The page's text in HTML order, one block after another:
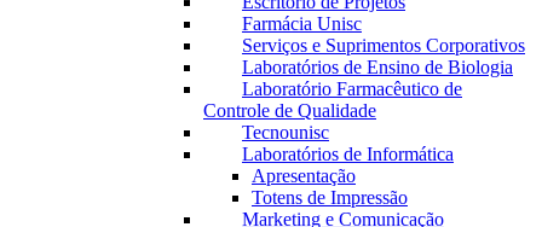
Farmácia Unisc
Serviços e Suprimentos Corporativos
Laboratórios de Ensino de Biologia
Laboratório Farmacêutico de
Controle de Qualidade
Tecnounisc
Laboratórios de Informática
Apresentação
Totens de Impressão
Marketing e Comunicação